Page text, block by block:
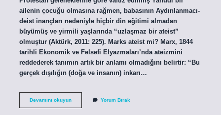
ailenin çocuğu olmasına rağmen, babasının Aydınlanmacı-
deist inançları nedeniyle hiçbir din eğitimi almadan
büyümüş ve yirmili yaşlarında “uzlaşmaz bir ateist”
olmuştur (Aktürk, 2011: 225). Marks ateist mi? Marx, 1844
tarihli Ekonomik ve Felsefi Elyazmaları’nda ateizmini
reddederek tanımın artık bir anlamı olmadığını belirtir: “Bu
gerçek dışılığın (doğa ve insanın) inkarı…
Devamını okuyunMarksist
Yorum Bırak